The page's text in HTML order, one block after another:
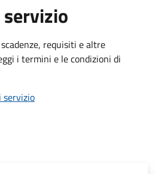
requisiti e altre
i termini e le condizioni di
servizio